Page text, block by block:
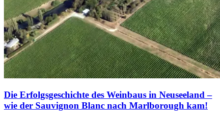
Die Erfolgsgeschichte des Weinbaus in Neuseeland –
wie der Sauvignon Blanc nach Marlborough kam!